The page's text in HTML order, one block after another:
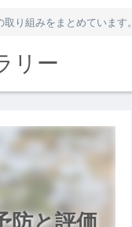
り組みをまとめています。
リー
防と評価